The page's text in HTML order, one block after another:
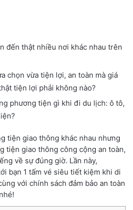
đến thật nhiều nơi khác nhau trên
chọn vừa tiện lợi, an toàn mà giá
tiện lợi phải không nào?
phương tiện gì khi đi du lịch: ô tô,
tiện giao thông khác nhau nhưng
tiện giao thông công cộng an toàn,
về sự đúng giờ. Lần này,
bạn 1 tấm vé siêu tiết kiệm khi di
với chính sách đảm bảo an toàn